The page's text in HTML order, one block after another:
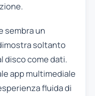
sembra un
soltanto
disco come dati.
app multimediale
fluida di